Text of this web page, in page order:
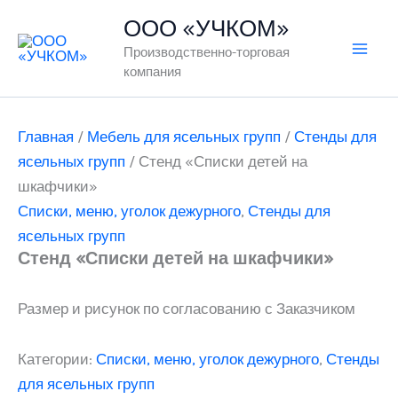
содержимому
ООО «УЧКОМ»
Производственно-торговая
компания
Главная / Мебель для ясельных групп / Стенды для
ясельных групп / Стенд «Списки детей на
шкафчики»
Списки, меню, уголок дежурного, Стенды для
ясельных групп
Стенд «Списки детей на шкафчики»
Размер и рисунок по согласованию с Заказчиком
Категории: Списки, меню, уголок дежурного, Стенды
для ясельных групп